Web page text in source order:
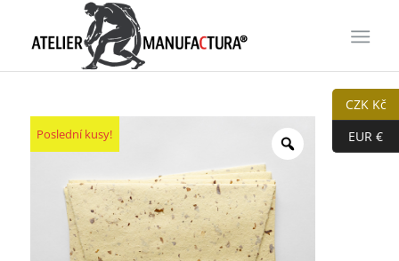
Poslední kusy!
CZK Kč
EUR €